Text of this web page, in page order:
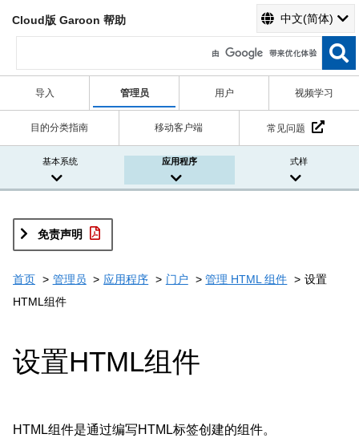
Cloud版 Garoon 帮助 中文(简体)
导入 管理员 用户 视频学习
目的分类指南 移动客户端 常见问题
基本系统 应用程序 式样
免责声明
首页 管理员 应用程序 门户 管理 HTML 组件
设置
HTML组件
设置HTML组件
HTML组件是通过编写HTML标签创建的组件。